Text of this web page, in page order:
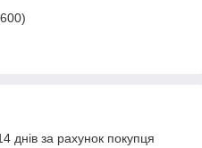
днів за рахунок покупця